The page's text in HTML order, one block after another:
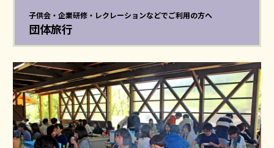
子供会・企業研修・レクレーションなどでご利用の方へ
団体旅行